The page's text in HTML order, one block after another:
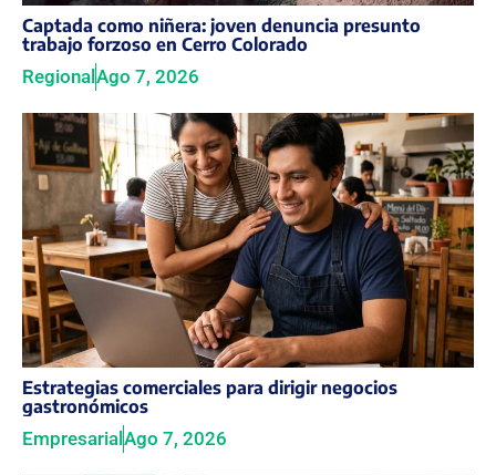
Captada como niñera: joven denuncia presunto
trabajo forzoso en Cerro Colorado
Regional Ago 7, 2026
Estrategias comerciales para dirigir negocios
gastronómicos
EmpresarialAgo 7, 2026